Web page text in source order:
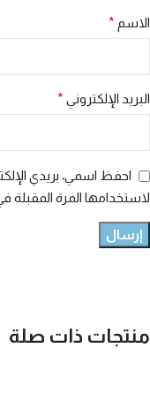
الاسم *
البريد الإلكتروني *
احفظ اسمي، بريدي
لاستخدامها المرة المقبلة
منتجات ذات صلة